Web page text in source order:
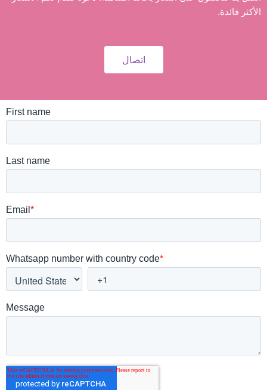
الأكثر فائدة.
اتصال